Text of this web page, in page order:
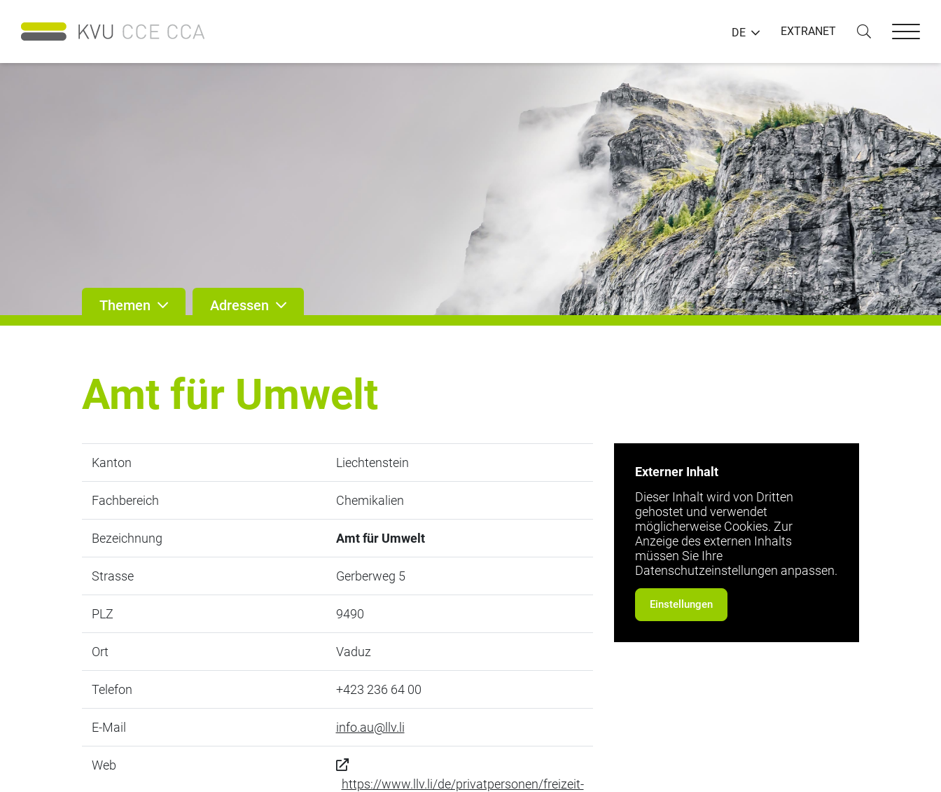
DE EXTRANET
Themen Adressen
Amt für Umwelt
Kanton Liechtenstein
Fachbereich Chemikalien
Bezeichnung Amt für Umwelt
Strasse Gerberweg 5
PLZ 9490
Ort Vaduz
Telefon +423 236 64 00
E-Mail info.au@llv.li
Web
https://www.llv.li/de/privatpersonen/freizeit-
Externer Inhalt
Dieser Inhalt wird von Dritten
gehostet und verwendet
möglicherweise Cookies. Zur
Anzeige des externen Inhalts
müssen Sie Ihre
Datenschutzeinstellungen anpassen.
Einstellungen